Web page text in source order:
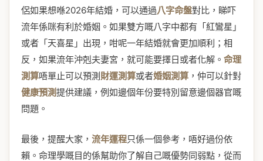
侶如果想喺2026年結婚，可以通過八字命盤對比，睇吓
流年係咪有利於婚姻。如果雙方嘅八字中都有「紅鸞星」
或者「天喜星」出現，咁呢一年結婚就會更加順利；相
反，如果流年沖剋夫妻宮，就可能要擇日或者化解。 命理
測算唔單止可以預測財運測算或者婚姻測算 ，仲可以針對
健康預測提供建議，例如邊個年份要特別留意邊個器官嘅
問題。
最後，提醒大家， 流年運程只係一個參考，唔好過份依
賴。命理學嘅目的係幫助你了解自己嘅優勢同弱點，從而